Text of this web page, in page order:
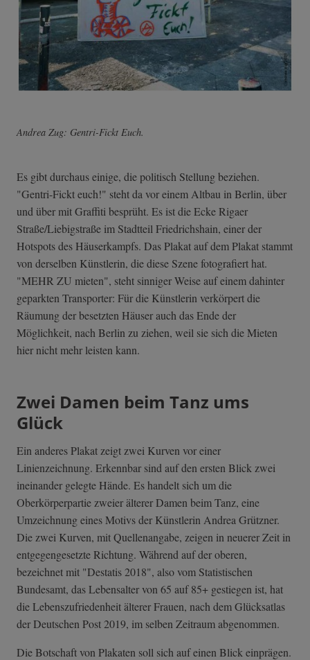
Andrea Zug: Gentri-Fickt Euch.
Es gibt durchaus einige, die politisch Stellung beziehen.
"Gentri-Fickt euch!" steht da vor einem Altbau in Berlin, über
und über mit Graffiti besprüht. Es ist die Ecke Rigaer
Straße/Liebigstraße im Stadtteil Friedrichshain, einer der
Hotspots des Häuserkampfs. Das Plakat auf dem Plakat stammt
von derselben Künstlerin, die diese Szene fotografiert hat.
"MEHR ZU mieten", steht sinniger Weise auf einem dahinter
geparkten Transporter: Für die Künstlerin verkörpert die
Räumung der besetzten Häuser auch das Ende der
Möglichkeit, nach Berlin zu ziehen, weil sie sich die Mieten
hier nicht mehr leisten kann.
Zwei Damen beim Tanz ums
Glück
Ein anderes Plakat zeigt zwei Kurven vor einer
Linienzeichnung. Erkennbar sind auf den ersten Blick zwei
ineinander gelegte Hände. Es handelt sich um die
Oberkörperpartie zweier älterer Damen beim Tanz, eine
Umzeichnung eines Motivs der Künstlerin Andrea Grützner.
Die zwei Kurven, mit Quellenangabe, zeigen in neuerer Zeit in
entgegengesetzte Richtung. Während auf der oberen,
bezeichnet mit "Destatis 2018", also vom Statistischen
Bundesamt, das Lebensalter von 65 auf 85+ gestiegen ist, hat
die Lebenszufriedenheit älterer Frauen, nach dem Glücksatlas
der Deutschen Post 2019, im selben Zeitraum abgenommen.
Die Botschaft von Plakaten soll sich auf einen Blick einprägen.